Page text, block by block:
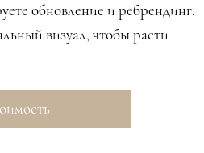
обновление и ребрендинг.
визуал, чтобы расти